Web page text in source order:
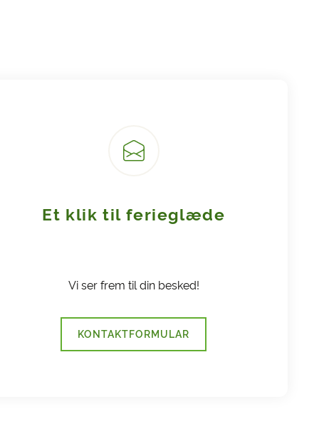
Et klik til ferieglæde
Vi ser frem til din besked!
KONTAKTFORMULAR